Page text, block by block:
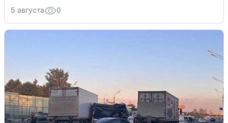
5 августа 0